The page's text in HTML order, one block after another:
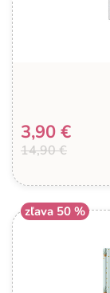
14,90 €
3,90 €
zľava 50 %